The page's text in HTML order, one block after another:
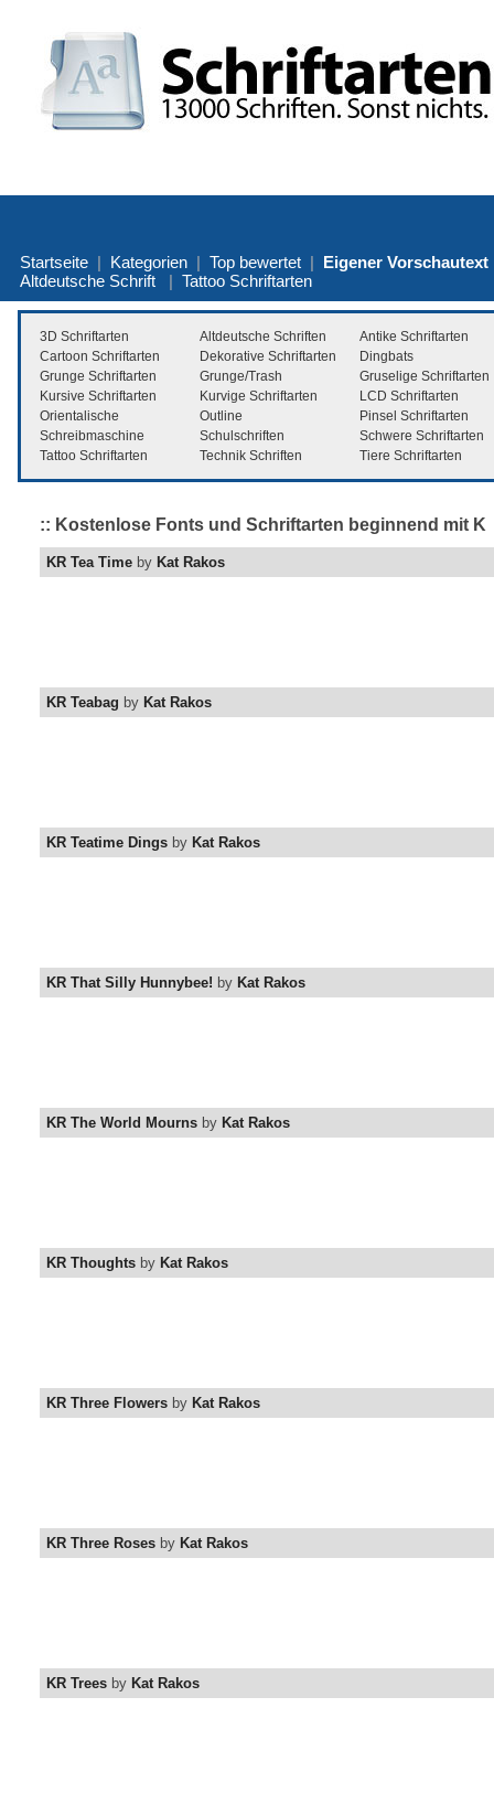
Startseite | Kategorien | Top bewertet | Eigener Vorschautext
Altdeutsche Schrift | Tattoo Schriftarten
3D Schriftarten Altdeutsche Schriften
Antike Schriftarten
Cartoon Schriftarten
Dekorative Schriftarten
Dingbats
Grunge Schriftarten
Grunge/Trash
Gruselige Schriftarten
Kursive Schriftarten
Kurvige Schriftarten
LCD Schriftarten
Orientalische
Outline
Pinsel Schriftarten
Schreibmaschine
Schulschriften
Schwere Schriftarten
Tattoo Schriftarten
Technik Schriften Tiere Schriftarten
:: Kostenlose Fonts und Schriftarten beginnend mit K
KR Tea Time by Kat Rakos
KR Teabag by Kat Rakos
KR Teatime Dings by Kat Rakos
KR That Silly Hunnybee! by Kat Rakos
KR The World Mourns by Kat Rakos
KR Thoughts by Kat Rakos
KR Three Flowers by Kat Rakos
KR Three Roses by Kat Rakos
KR Trees by Kat Rakos